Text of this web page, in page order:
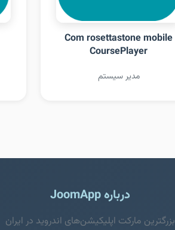
Com rosettastone mobile
CoursePlayer
مدیر سیستم
درباره JoomApp
بزرگترین مارکت اپلیکیشن‌های اندروید در ایران